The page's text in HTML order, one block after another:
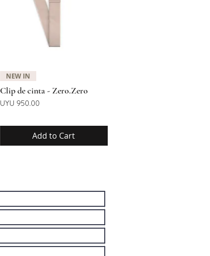
NEW IN
Clip de cinta - Zero.Zero
Price
UYU 950.00
Add to Cart